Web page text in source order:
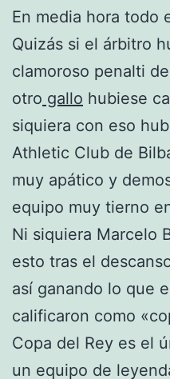
En media hora todo
Quizás si el árbitro
clamoroso penalti
otro gallo hubiese
siquiera con eso
Athletic Club de
muy apático y
equipo muy tierno
Ni siquiera Marcelo
esto tras el
así ganando lo que
calificaron como
Copa del Rey es el
un equipo de